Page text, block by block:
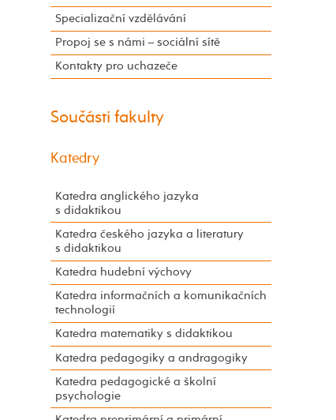
Specializační vzdělávání
Propoj se s námi – sociální sítě
Kontakty pro uchazeče
Součásti fakulty
Katedry
Katedra anglického jazyka
s didaktikou
Katedra českého jazyka a literatury
s didaktikou
Katedra hudební výchovy
Katedra informačních a komunikačních
technologií
Katedra matematiky s didaktikou
Katedra pedagogiky a andragogiky
Katedra pedagogické a školní
psychologie